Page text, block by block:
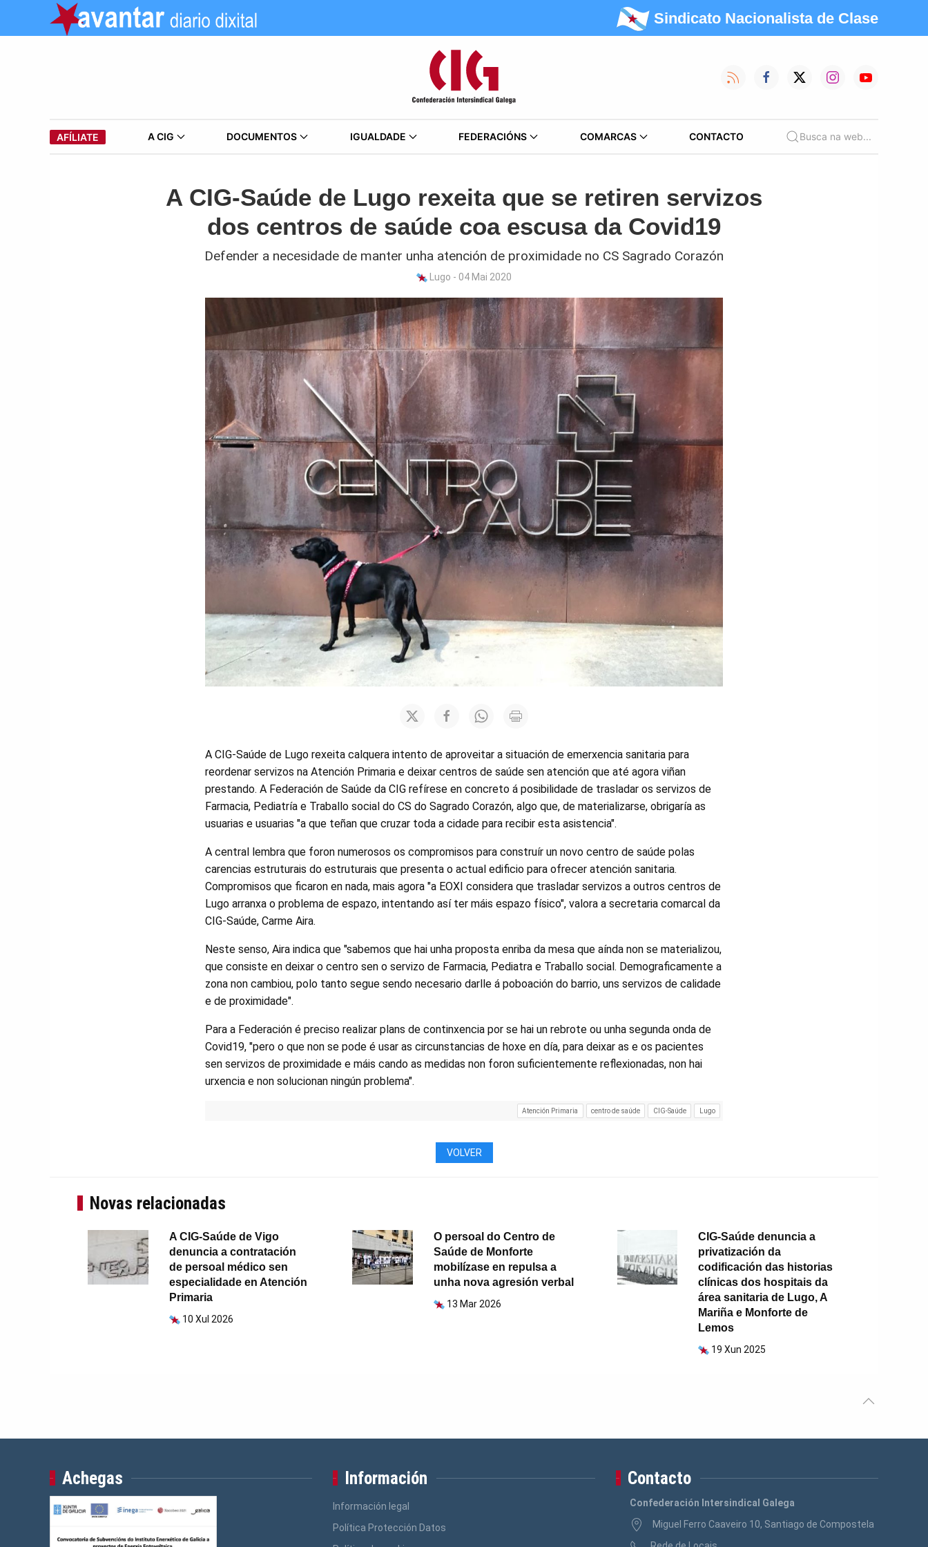
Sindicato Nacionalista de Clase
AFÍLIATE A CIG DOCUMENTOS IGUALDADE FEDERACIÓNS COMARCAS CONTACTO Busca na web...
A CIG-Saúde de Lugo rexeita que se retiren servizos
dos centros de saúde coa escusa da Covid19
Defender a necesidade de manter unha atención de proximidade no CS Sagrado Corazón
Lugo - 04 Mai 2020
A CIG-Saúde de Lugo rexeita calquera intento de aproveitar a situación de emerxencia sanitaria para
reordenar servizos na Atención Primaria e deixar centros de saúde sen atención que até agora viñan
prestando. A Federación de Saúde da CIG refírese en concreto á posibilidade de trasladar os servizos de
Farmacia, Pediatría e Traballo social do CS do Sagrado Corazón, algo que, de materializarse, obrigaría as
usuarias e usuarias "a que teñan que cruzar toda a cidade para recibir esta asistencia".
A central lembra que foron numerosos os compromisos para construír un novo centro de saúde polas
carencias estruturais do estruturais que presenta o actual edificio para ofrecer atención sanitaria.
Compromisos que ficaron en nada, mais agora "a EOXI considera que trasladar servizos a outros centros de
Lugo arranxa o problema de espazo, intentando así ter máis espazo físico", valora a secretaria comarcal da
CIG-Saúde, Carme Aira.
Neste senso, Aira indica que "sabemos que hai unha proposta enriba da mesa que aínda non se materializou,
que consiste en deixar o centro sen o servizo de Farmacia, Pediatra e Traballo social. Demograficamente a
zona non cambiou, polo tanto segue sendo necesario darlle á poboación do barrio, uns servizos de calidade
e de proximidade".
Para a Federación é preciso realizar plans de continxencia por se hai un rebrote ou unha segunda onda de
Covid19, "pero o que non se pode é usar as circunstancias de hoxe en día, para deixar as e os pacientes
sen servizos de proximidade e máis cando as medidas non foron suficientemente reflexionadas, non hai
urxencia e non solucionan ningún problema".
Atención Primaria centro de saúde CIG-Saúde Lugo
VOLVER
Novas relacionadas
A CIG-Saúde de Vigo
denuncia a contratación
de persoal médico sen
especialidade en Atención
Primaria
10 Xul 2026
O persoal do Centro de
Saúde de Monforte
mobilízase en repulsa a
unha nova agresión verbal
13 Mar 2026
CIG-Saúde denuncia a
privatización da
codificación das historias
clínicas dos hospitais da
área sanitaria de Lugo, A
Mariña e Monforte de
Lemos
19 Xun 2025
Achegas Información
Información legal
Política Protección Datos
Contacto
Confederación Intersindical Galega
Miguel Ferro Caaveiro 10, Santiago de Compostela